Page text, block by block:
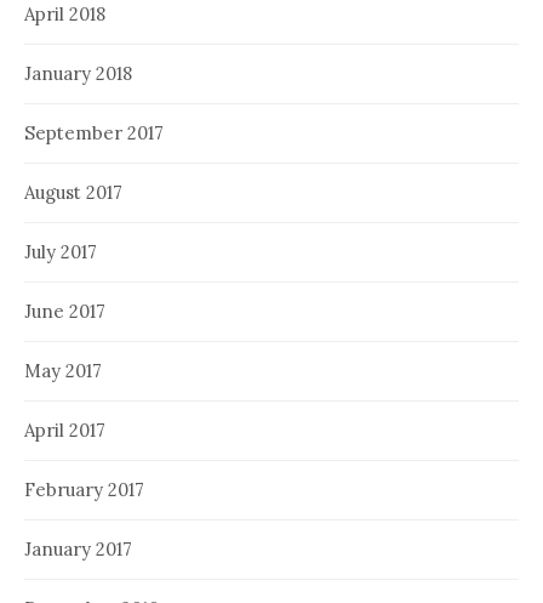
April 2018
January 2018
September 2017
August 2017
July 2017
June 2017
May 2017
April 2017
February 2017
January 2017